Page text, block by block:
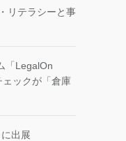
リテラシーと事
「LegalOn
ックが「倉庫
出展